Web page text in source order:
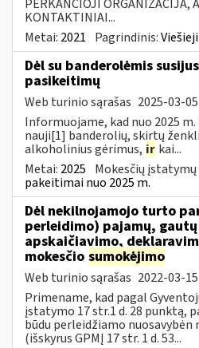
PERKANČIOJI ORGANIZACIJA,
KONTAKTINIAI...
Metai: 2021 Pagrindinis:
Dėl su banderolėmis
pasikeitimų
Web turinio sąrašas 2025-03-05
Informuojame, kad nuo 2025
nauji[1] banderolių, skirtų
alkoholinius gėrimus, ir kai...
Metai: 2025 Mokesčių
pakeitimai nuo 2025 m.
Dėl nekilnojamojo turto
perleidimo) pajamų,
apskaičiavimo,
mokesčio sumokėjimo
Web turinio sąrašas 2022-03-15
Primename, kad pagal
įstatymo 17 str.1 d. 28 punktą,
būdu perleidžiamo
(išskyrus GPMĮ 17 str. 1 d. 53...